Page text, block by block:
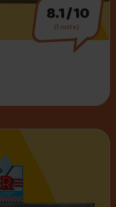
8.1/10
(1 note)